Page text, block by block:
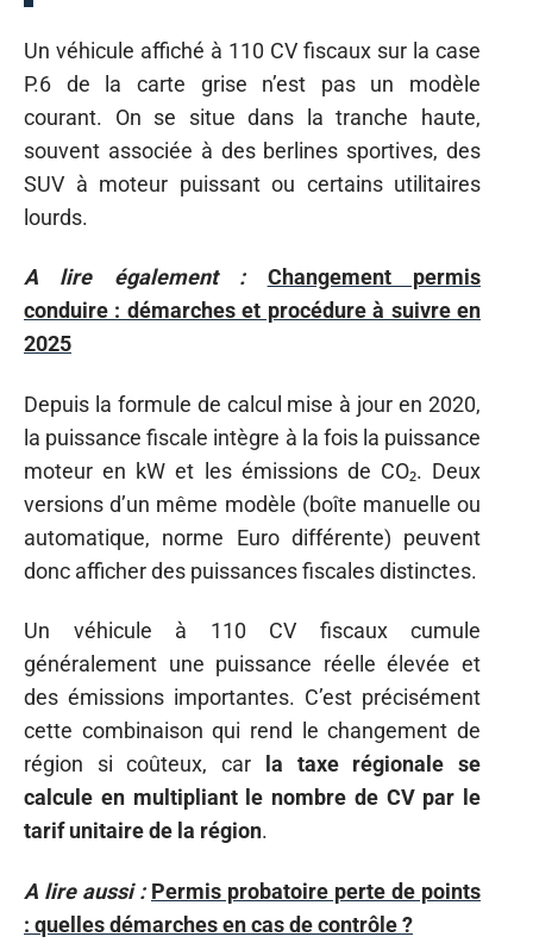
Un véhicule affiché à 110 CV fiscaux sur la case
P.6 de la carte grise n’est pas un modèle
courant. On se situe dans la tranche haute,
souvent associée à des berlines sportives, des
SUV à moteur puissant ou certains utilitaires
lourds.
A lire également :
Changement permis
conduire : démarches et procédure à suivre en
2025
Depuis la formule de calcul mise à jour en 2020,
la puissance fiscale intègre à la fois la puissance
moteur en kW et les émissions de CO₂. Deux
versions d’un même modèle (boîte manuelle ou
automatique, norme Euro différente) peuvent
donc afficher des puissances fiscales distinctes.
Un véhicule à 110 CV fiscaux cumule
généralement une puissance réelle élevée et
des émissions importantes. C’est précisément
cette combinaison qui rend le changement de
région si coûteux, car
la taxe régionale se
calcule en multipliant le nombre de CV par le
tarif unitaire de la région.
A lire aussi : Permis probatoire perte de points
: quelles démarches en cas de contrôle ?